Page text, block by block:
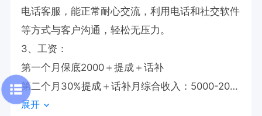
电话客服，能正常耐心交流，利用电话和社交软件
等方式与客户沟通，轻松无压力。
3、工资：
第一个月保底2000＋提成＋话补
第二个月30%提成＋话补月综合收入：5000-200
00元，多劳多得，对金钱渴望者来。
展开